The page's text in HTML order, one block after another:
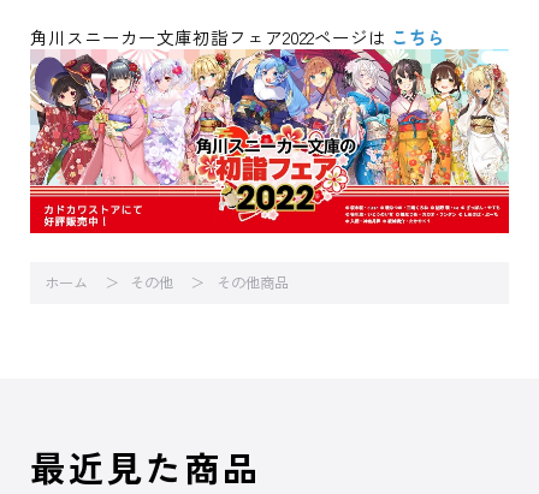
角川スニーカー文庫初詣フェア2022ページは こちら
ホーム その他 その他商品
最近見た商品